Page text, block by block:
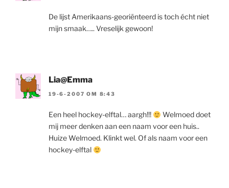
De lijst Amerikaans-georiënteerd is toch écht niet
mijn smaak….. Vreselijk gewoon!
Lia@Emma
19-6-2007 OM 8:43
Een heel hockey-elftal… aargh!!!
Welmoed doet
mij meer denken aan een naam voor een huis..
Huize Welmoed. Klinkt wel. Of als naam voor een
hockey-elftal